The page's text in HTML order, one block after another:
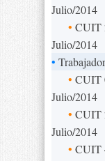
Julio/2014
• CUIT
Julio/2014
•
• CUIT
Julio/2014
• CUIT
Julio/2014
• CUIT